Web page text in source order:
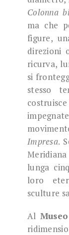
Colonna
ma che
figure,
direzioni
ricurva,
si
stesso
Impresa.
lunga
loro
sculture
Al